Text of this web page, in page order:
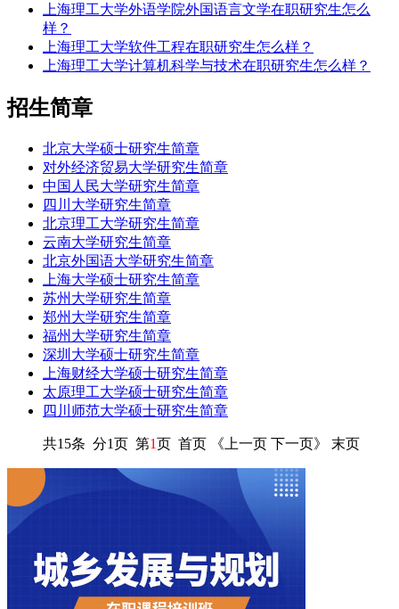
上海理工大学外语学院外国语言文学在职研究生怎么
样？
上海理工大学软件工程在职研究生怎么样？
上海理工大学计算机科学与技术在职研究生怎么样？
招生简章
北京大学硕士研究生简章
对外经济贸易大学研究生简章
中国人民大学研究生简章
四川大学研究生简章
北京理工大学研究生简章
云南大学研究生简章
北京外国语大学研究生简章
上海大学硕士研究生简章
苏州大学研究生简章
郑州大学研究生简章
福州大学研究生简章
深圳大学硕士研究生简章
上海财经大学硕士研究生简章
太原理工大学硕士研究生简章
四川师范大学硕士研究生简章
共15条 分1页 第1页 首页 《上一页 下一页》 末页